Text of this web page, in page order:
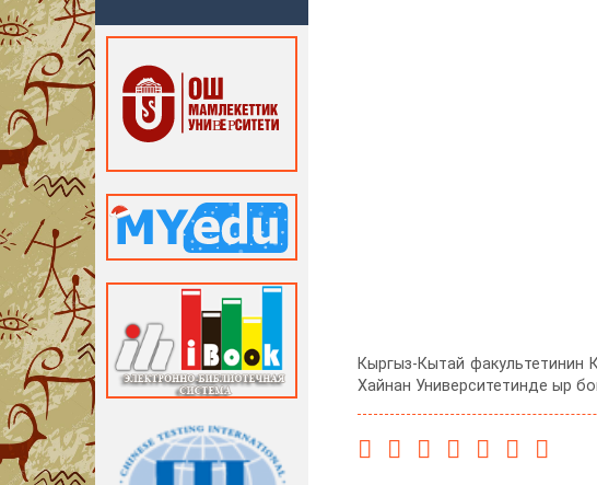
Кыргыз-Кытай
Хайнан Университетинде ыр